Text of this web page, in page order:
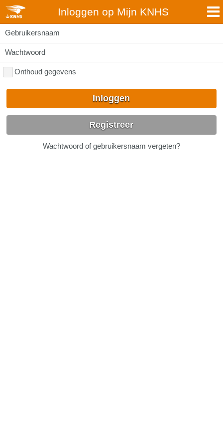
Inloggen op Mijn KNHS
Gebruikersnaam
Wachtwoord
Onthoud gegevens
Inloggen
Registreer
Wachtwoord of gebruikersnaam vergeten?